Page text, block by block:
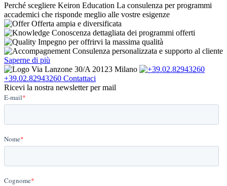
Perché scegliere Keiron Education La consulenza per programmi
accademici che risponde meglio alle vostre esigenze
Offerta ampia e diversificata
Conoscenza dettagliata dei programmi offerti
Impegno per offrirvi la massima qualità
Consulenza personalizzata e supporto al cliente
Saperne di più
Via Lanzone 30/A 20123 Milano
+39.02.82943260 Contattaci
Ricevi la nostra newsletter per mail